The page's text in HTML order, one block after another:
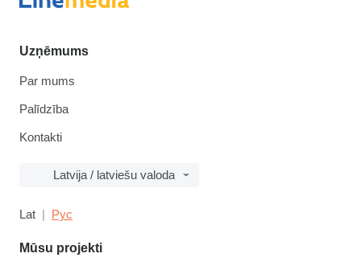
Uzņēmums
Par mums
Palīdzība
Kontakti
Latvija / latviešu valoda
Lat Рус
Mūsu projekti